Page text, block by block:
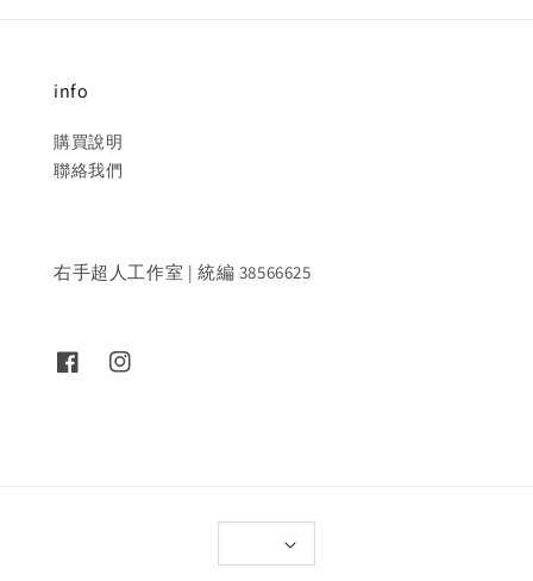
info
購買說明
聯絡我們
右手超人工作室 | 統編 38566625